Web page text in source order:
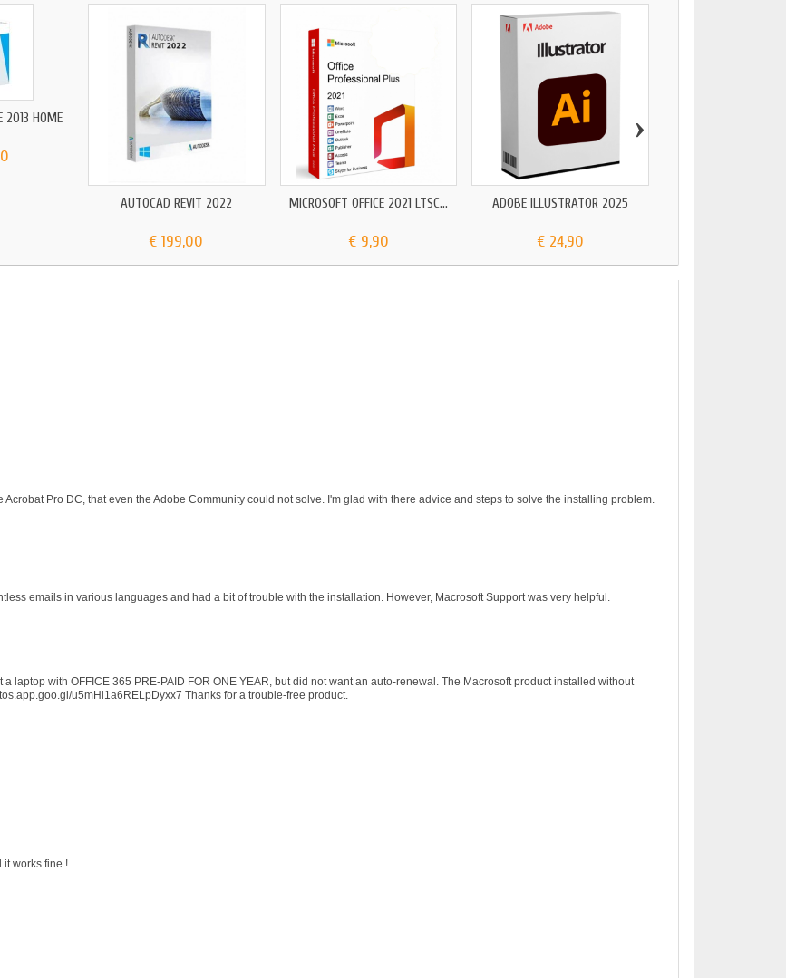
2013 HOME
AUTOCAD REVIT 2022
€ 199,00
MICROSOFT OFFICE 2021 LTSC...
€ 9,90
ADOBE ILLUSTRATOR 2025
€ 24,90
›
Pro DC, that even the Adobe Community could not solve. I'm glad with there advice and steps to solve the installing problem.
emails in various languages and had a bit of trouble with the installation. However, Macrosoft Support was very helpful.
laptop with OFFICE 365 PRE-PAID FOR ONE YEAR, but did not want an auto-renewal. The Macrosoft product installed without
u5mHi1a6RELpDyxx7 Thanks for a trouble-free product.
it works fine !